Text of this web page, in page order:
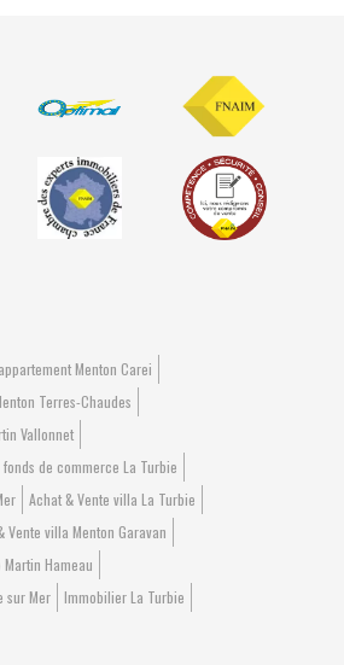
Menton Carei
Terres-Chaudes
Vallonnet
de commerce La Turbie
Achat & Vente villa La Turbie
Vente villa Menton Garavan
Hameau
sur Mer
Immobilier La Turbie